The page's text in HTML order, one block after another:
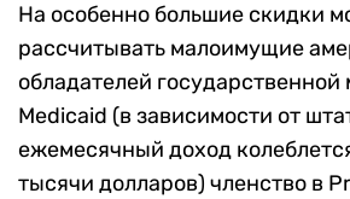
На особенно большие скидки
рассчитывать малоимущие
обладателей государственной
Medicaid (в зависимости от
ежемесячный доход
тысячи долларов) членство в